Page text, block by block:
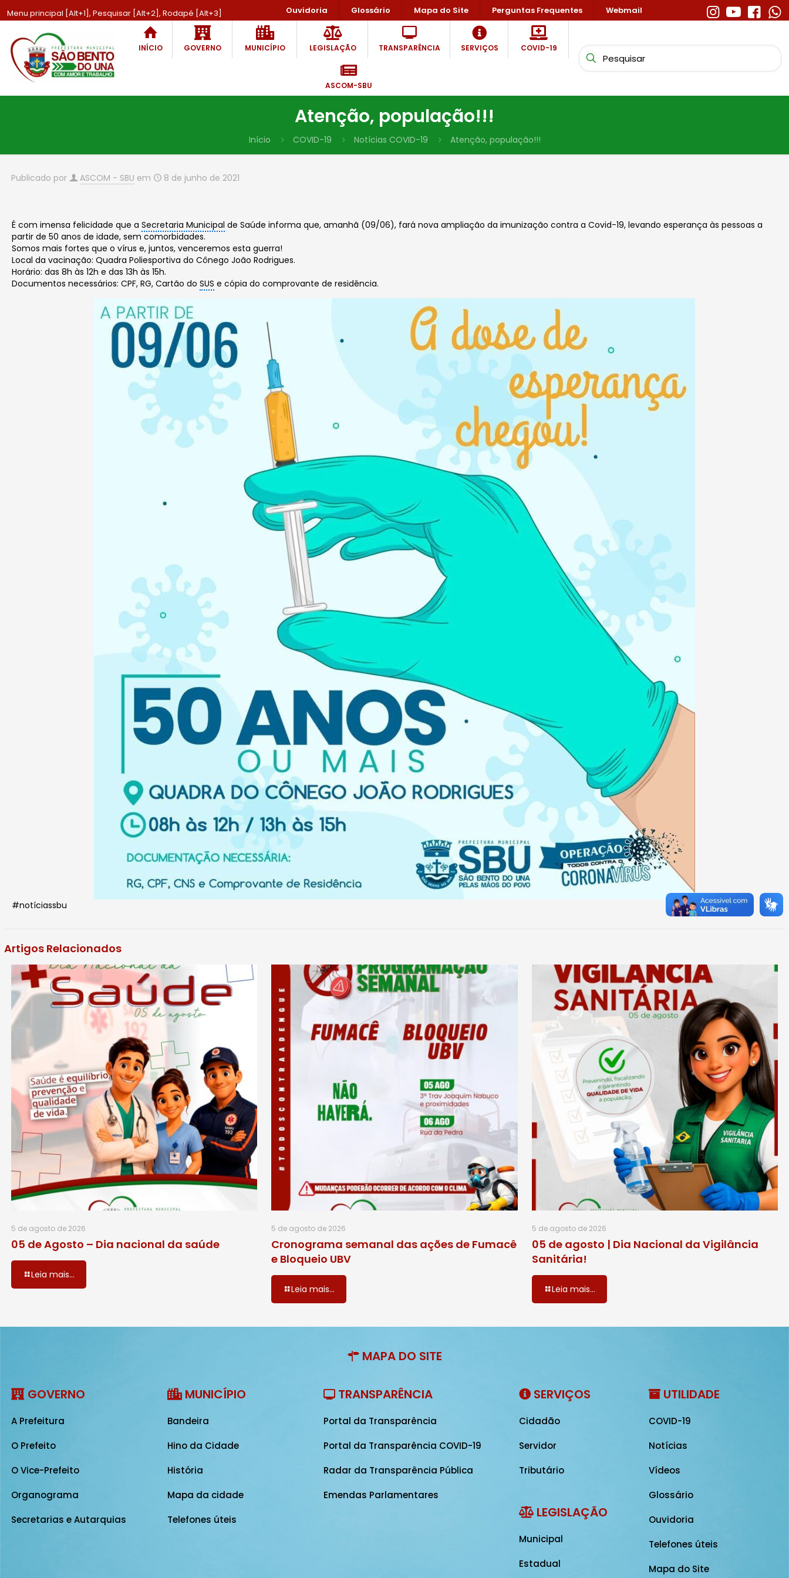
Menu principal [Alt+1], Pesquisar [Alt+2], Rodapé [Alt+3] Ouvidoria Glossário Mapa do Site Perguntas Frequentes Webmail
INÍCIO GOVERNO MUNICÍPIO LEGISLAÇÃO TRANSPARÊNCIA SERVIÇOS COVID-19
ASCOM-SBU
Atenção, população!!!
Início COVID-19 Notícias COVID-19 Atenção, população!!!
Publicado por ASCOM - SBU em 8 de junho de 2021
É com imensa felicidade que aSecretaria Municipal de Saúde informa que, amanhã (09/06), fará nova ampliação da imunização contra a Covid-19, levando esperança às pessoas a
partir de 50 anos de idade, sem comorbidades.
Somos mais fortes que o vírus e, juntos, venceremos esta guerra!
Local da vacinação: Quadra Poliesportiva do Cônego João Rodrigues.
Horário: das 8h às 12h e das 13h às 15h.
Documentos necessários: CPF, RG, Cartão doSUS e cópia do comprovante de residência.
#notíciassbu
Artigos Relacionados
5 de agosto de 2026
05 de Agosto – Dia nacional da saúde
Leia mais...
5 de agosto de 2026
Cronograma semanal das ações de Fumacê
e Bloqueio UBV
Leia mais...
5 de agosto de 2026
05 de agosto | Dia Nacional da Vigilância
Sanitária!
Leia mais...
MAPA DO SITE
GOVERNO
A Prefeitura
O Prefeito
O Vice-Prefeito
Organograma
Secretarias e Autarquias
MUNICÍPIO
Bandeira
Hino da Cidade
História
Mapa da cidade
Telefones úteis
TRANSPARÊNCIA
Portal da Transparência
Portal da Transparência COVID-19
Radar da Transparência Pública
Emendas Parlamentares
SERVIÇOS
Cidadão
Servidor
Tributário
LEGISLAÇÃO
Municipal
Estadual
UTILIDADE
COVID-19
Notícias
Vídeos
Glossário
Ouvidoria
Telefones úteis
Mapa do Site